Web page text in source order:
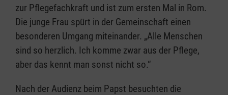
zur Pflegefachkraft und ist zum ersten Mal in Rom.
Die junge Frau spürt in der Gemeinschaft einen
besonderen Umgang miteinander. „Alle Menschen
sind so herzlich. Ich komme zwar aus der Pflege,
aber das kennt man sonst nicht so.“
Nach der Audienz beim Papst besuchten die